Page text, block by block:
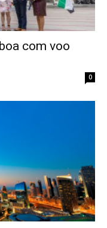
com voo
0